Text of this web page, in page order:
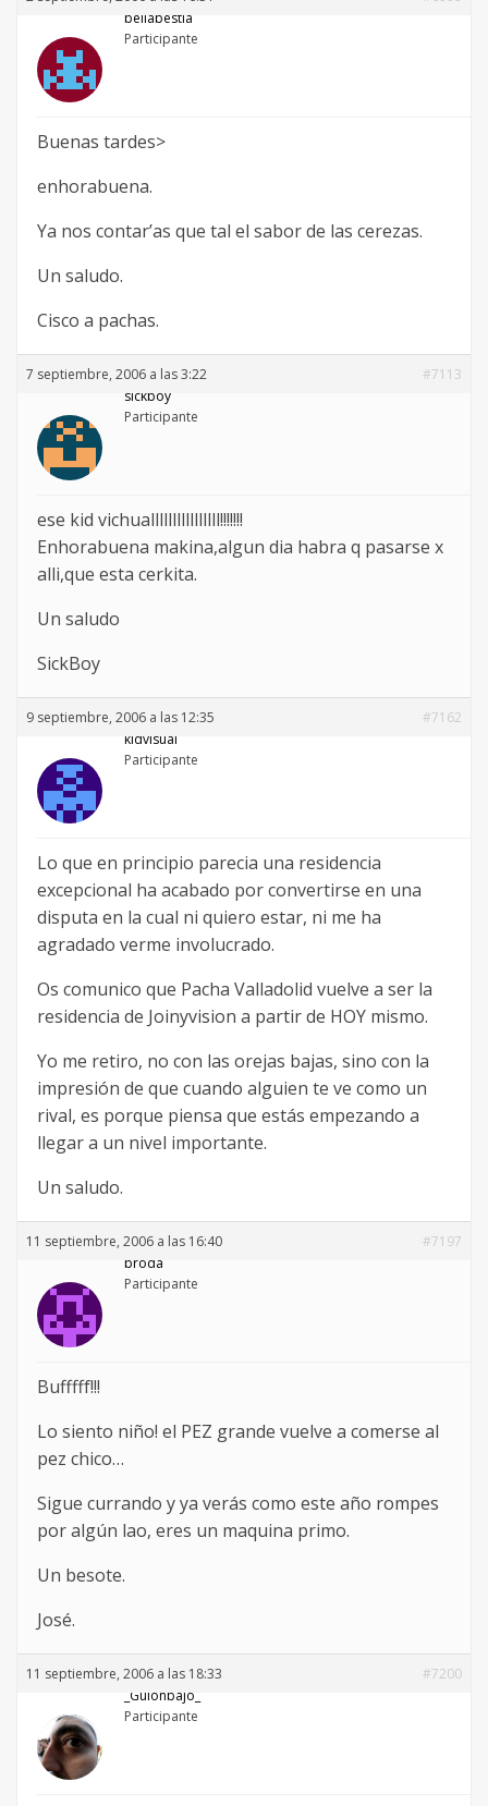
bellabestia
Participante
Buenas tardes>
enhorabuena.
Ya nos contar’as que tal el sabor de las cerezas.
Un saludo.
Cisco a pachas.
7 septiembre, 2006 a las 3:22
#7113
sickboy
Participante
ese kid vichuallllllllllllllll!!!!!!!
Enhorabuena makina,algun dia habra q pasarse x
alli,que esta cerkita.
Un saludo
SickBoy
9 septiembre, 2006 a las 12:35
#7162
kidvisual
Participante
Lo que en principio parecia una residencia
excepcional ha acabado por convertirse en una
disputa en la cual ni quiero estar, ni me ha
agradado verme involucrado.
Os comunico que Pacha Valladolid vuelve a ser la
residencia de Joinyvision a partir de HOY mismo.
Yo me retiro, no con las orejas bajas, sino con la
impresión de que cuando alguien te ve como un
rival, es porque piensa que estás empezando a
llegar a un nivel importante.
Un saludo.
11 septiembre, 2006 a las 16:40
#7197
broda
Participante
Bufffff!!!
Lo siento niño! el PEZ grande vuelve a comerse al
pez chico…
Sigue currando y ya verás como este año rompes
por algún lao, eres un maquina primo.
Un besote.
José.
11 septiembre, 2006 a las 18:33
#7200
_Guionbajo_
Participante